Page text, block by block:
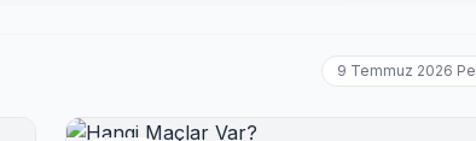
9 Temmuz 2026